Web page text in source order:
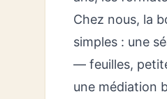
Chez nous, la
simples : une
— feuilles,
une médiation